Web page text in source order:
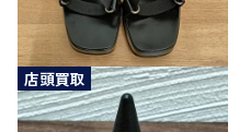
店頭買取